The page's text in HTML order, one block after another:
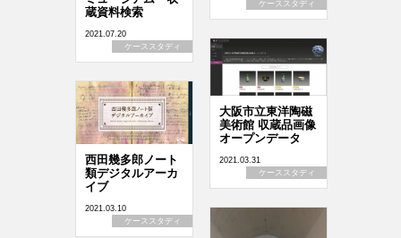
ケーススタディ
蔵資料検索
2021.07.20
ケーススタディ
大阪市立東洋陶磁
美術館 収蔵品画像
オープンデータ
2021.03.31
ケーススタディ
西田幾多郎ノート
類デジタルアーカ
イブ
2021.03.10
ケーススタディ